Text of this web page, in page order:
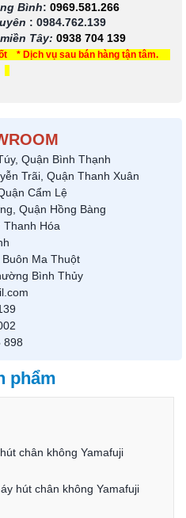
Bình: 0969.581.266
: 0984.762.139
Tây: 0938 704 139
* Dịch vụ sau bán hàng tận tâm.
Quận Bình Thạnh
Trãi, Quận Thanh Xuân
Cẩm Lệ
Quận Hồng Bàng
Thanh Hóa
Buôn Ma Thuột
Bình Thủy
898
phẩm
chân không Yamafuji
hút chân không Yamafuji